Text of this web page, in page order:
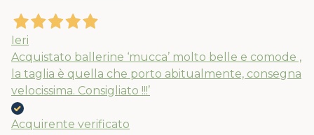
Ieri
Acquistato ballerine ‘mucca’ molto belle e comode ,
la taglia è quella che porto abitualmente, consegna
velocissima. Consigliato !!!’
Acquirente verificato